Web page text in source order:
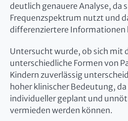
deutlich genauere Analyse, da
Frequenzspektrum nutzt und
differenziertere Informationen
Untersucht wurde, ob sich mit
unterschiedliche Formen von
Kindern zuverlässig
hoher klinischer Bedeutung,
individueller geplant und
vermieden werden können.